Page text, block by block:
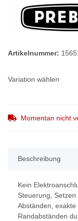
Artikelnummer:
Variation wählen
Momentan nicht
Beschreibung
Kein
Steuerung,
Abständen,
Randabständen